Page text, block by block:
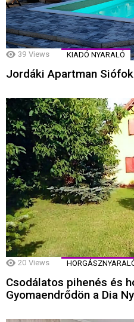
39 Views KIADÓ NYARALÓ
Jordáki Apartman Siófok
20 Views
Csodálatos pihenés és
Gyomaendrődön a Dia